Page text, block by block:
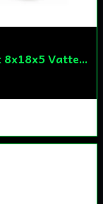
Packbox 8x18x5 Vattenpump Aprilia/Derbi/Gilera (original)